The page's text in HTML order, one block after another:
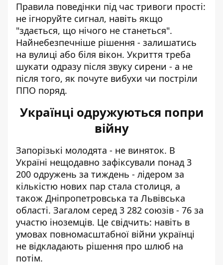
Правила поведінки під час тривоги прості:
не ігноруйте сигнал, навіть якщо
"здається, що нічого не станеться".
Найнебезпечніше рішення - залишатись
на вулиці або біля вікон. Укриття треба
шукати одразу після звуку сирени - а не
після того, як почуте вибухи чи постріли
ППО поряд.
Українці одружуються попри
війну
Запорізькі молодята - не виняток. В
Україні нещодавно зафіксували понад 3
200 одружень за тиждень - лідером за
кількістю нових пар стала столиця, а
також Дніпропетровська та Львівська
області. Загалом серед 3 282 союзів - 76 за
участю іноземців. Це свідчить: навіть в
умовах повномасштабної війни українці
не відкладають рішення про шлюб на
потім.